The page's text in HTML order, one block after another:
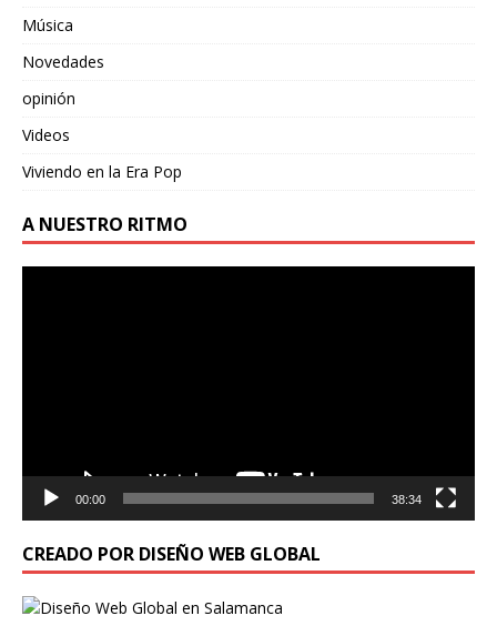
Música
Novedades
opinión
Videos
Viviendo en la Era Pop
A NUESTRO RITMO
00:00 38:34
CREADO POR DISEÑO WEB GLOBAL